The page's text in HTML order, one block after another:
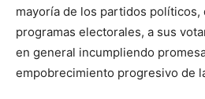
mayoría de los partidos políticos,
programas electorales, a sus
en general incumpliendo
empobrecimiento progresivo de